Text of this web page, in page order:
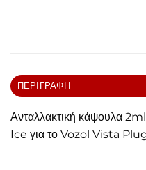
ΠΕΡΙΓΡΑΦΉ
Ανταλλακτική κάψουλα
Ice για το Vozol Vista